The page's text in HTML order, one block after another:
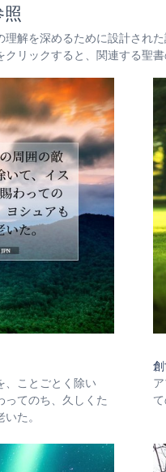
照
理解を深めるために設計され
リックすると、関連する聖
、ことごとく除い
ってのち、久しくた
た。